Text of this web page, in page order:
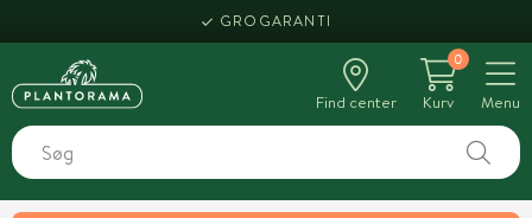
GROGARANTI
Find center
0
Kurv
Menu